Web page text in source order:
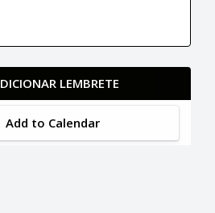
LEMBRETE
Add to Calendar